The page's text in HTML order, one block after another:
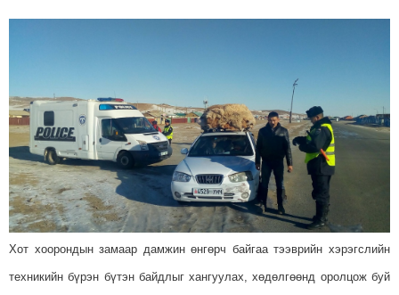
Хот хоорондын замаар дамжин өнгөрч байгаа тээврийн хэрэгслийн
техникийн бүрэн бүтэн байдлыг хангуулах, хөдөлгөөнд оролцож буй